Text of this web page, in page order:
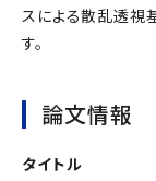
スによる散乱透視
す。
論文情報
タイトル